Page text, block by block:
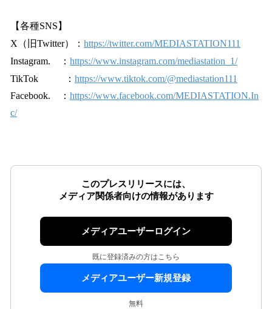
【各種SNS】
X（旧Twitter）： https://twitter.com/MEDIASTATION111
Instagram. ： https://www.instagram.com/mediastation_1/
TikTok ： https://www.tiktok.com/@mediastation111
Facebook. ： https://www.facebook.com/MEDIASTATION.In
c/
このプレスリリースには、
メディア関係者向けの情報があります
メディアユーザーログイン
既に登録済みの方はこちら
メディアユーザー新規登録
無料